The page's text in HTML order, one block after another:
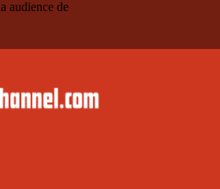
audience de